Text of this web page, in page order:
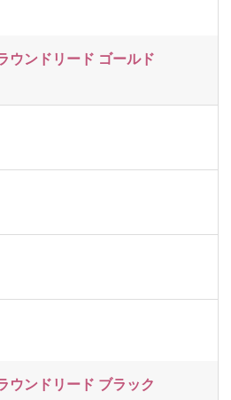
ウンドリード ゴールド
ウンドリード ブラック